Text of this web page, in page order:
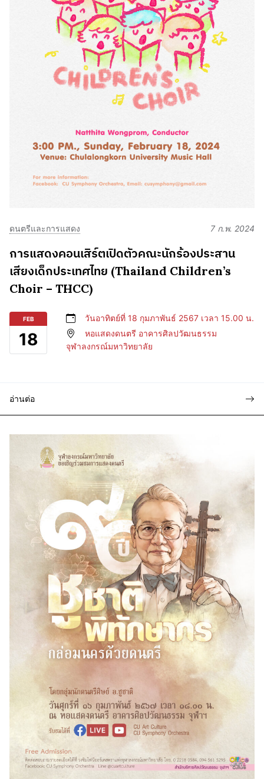
ดนตรีและการแสดง 7 ก.พ. 2024
การแสดงคอนเสิร์ตเปิดตัวคณะนักร้องประสาน
เสียงเด็กประเทศไทย (Thailand Children’s
Choir – THCC)
FEB
18
วันอาทิตย์ที่ 18 กุมภาพันธ์ 2567 เวลา 15.00 น.
หอแสดงดนตรี อาคารศิลปวัฒนธรรม
จุฬาลงกรณ์มหาวิทยาลัย
อ่านต่อ